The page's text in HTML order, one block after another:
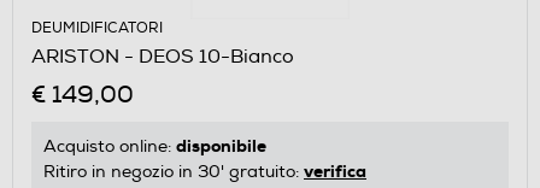
DEUMIDIFICATORI
ARISTON - DEOS 10-Bianco
€ 149,00
Acquisto online: disponibile
Ritiro in negozio in 30' gratuito: verifica